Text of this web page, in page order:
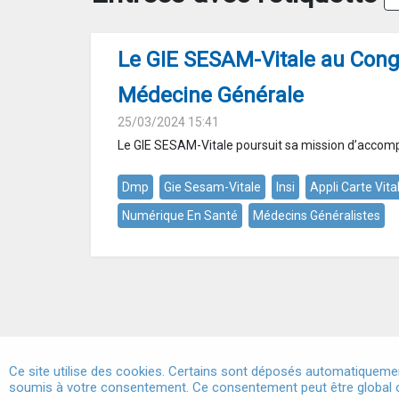
Le GIE SESAM-Vitale au
Médecine Générale
25/03/2024 15:41
Le GIE SESAM-Vitale poursuit sa mission
Dmp Gie Sesam-Vitale Insi Appli Carte
Numérique En Santé
Médecins Généralistes
Ce site utilise des cookies. Certains sont déposés
soumis à votre consentement. Ce consentement peut être global